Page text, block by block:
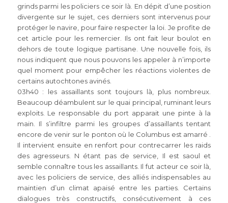
grinds parmi les policiers ce soir là. En dépit d’une position
divergente sur le sujet, ces derniers sont intervenus pour
protéger le navire, pour faire respecter la loi. Je profite de
cet article pour les remercier. Ils ont fait leur boulot en
dehors de toute logique partisane. Une nouvelle fois, ils
nous indiquent que nous pouvons les appeler à n’importe
quel moment pour empêcher les réactions violentes de
certains autochtones avinés.
03h40 : les assaillants sont toujours là, plus nombreux.
Beaucoup déambulent sur le quai principal, ruminant leurs
exploits. Le responsable du port apparait une pinte à la
main. Il s’infiltre parmi les groupes d’assaillants tentant
encore de venir sur le ponton où le Columbus est amarré .
Il intervient ensuite en renfort pour contrecarrer les raids
des agresseurs. N étant pas de service, Il est saoul et
semble connaître tous les assaillants. Il fut acteur ce soir là,
avec les policiers de service, des alliés indispensables au
maintien d’un climat apaisé entre les parties. Certains
dialogues très constructifs, consécutivement à ces